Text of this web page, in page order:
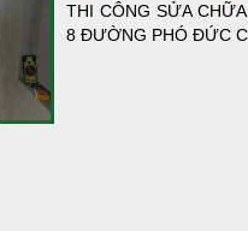
THI CÔNG SỬA
8 ĐƯỜNG PHÓ ĐỨC